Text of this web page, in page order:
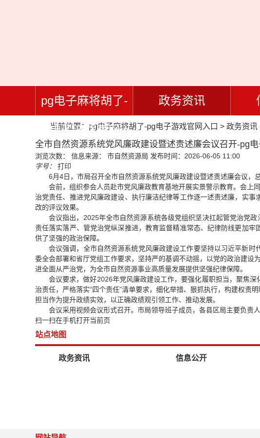
pg电子麻将胡了-
pg电子游戏官网入
口
政务资讯
当前位置： pg电子麻将胡了-pg电子游戏官网入口 > 政务资讯
全市自然资源系统党风廉政建设暨述责述廉会议召开-pg
浏览次数： 信息来源： 市自然资源局 发布时间：2026-06-05 11:00
字号：
打印
6月4日，市局召开全市自然资源系统党风廉政建设暨述责述廉会议，
会前，组织参会人员赴市党风廉政教育基地开展实景警示教育。会上
治党责任、推进党风廉政建设、执行廉洁纪律等工作逐一述责述廉，实
改的评议效果。
会议指出，2025年全市自然资源系统各级党组织坚决扛起管党治党
责任落实落严、管党治党纵深推进，教育监督精准常态、纪律防线更加
供了坚强的政治保障。
会议强调，全市自然资源系统党风廉政建设工作要坚持以习近平新
委全会部署和省厅党组工作要求，坚持严的基调不动摇，以党的政治建设
进全面从严治党，为全市自然资源事业高质量发展提供坚强纪律保障。
会议要求，做好2026年党风廉政建设工作，要强化履职担当，聚焦
治责任，严格落实“四个责任”清单要求，细化举措、狠抓执行，构建权责
担当作为提升政绩实效，以正确政绩观引领工作、推动发展。
会议采用视频会议形式召开。市局领导班子成员，各县区局主要负责
扫一扫在手机打开当前页
站点地图
政务资讯 信息公开